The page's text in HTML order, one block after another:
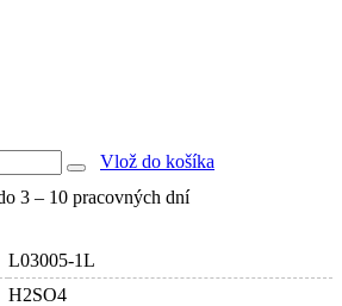
Vlož do košíka
3 – 10 pracovných dní
L03005-1L
H2SO4